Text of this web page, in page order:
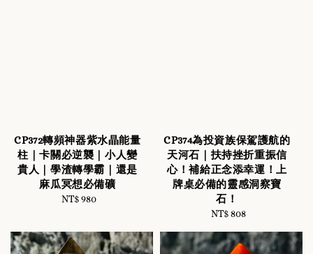
CP372轉頻神器紫水晶能量
柱｜卡關必逆襲｜小人變
貴人｜學渣轉學霸｜還是
麻瓜冥想必備礦
Regular
NT$ 980
CP374為投資族保駕護航的
天河石｜扶持挫折重振信
心！補給正念添幸運！上
牌桌必備的靈感洞察寶
石！
Regular
NT$ 808